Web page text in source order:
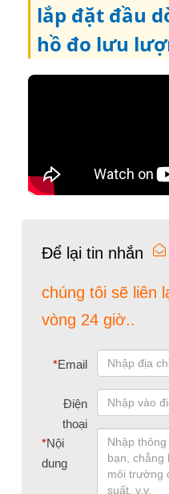
lắp đặt đầu
hồ đo lưu
Để lại tin nhắn
chúng tôi sẽ liên
vòng 24 giờ..
*Email
Điện
thoại
*Nội
dung